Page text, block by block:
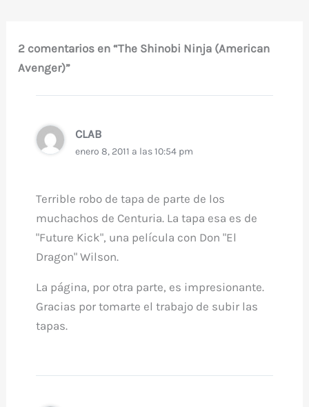
2 comentarios en “The Shinobi Ninja (American
Avenger)”
CLAB
enero 8, 2011 a las 10:54 pm
Terrible robo de tapa de parte de los
muchachos de Centuria. La tapa esa es de
"Future Kick", una película con Don "El
Dragon" Wilson.
La página, por otra parte, es impresionante.
Gracias por tomarte el trabajo de subir las
tapas.